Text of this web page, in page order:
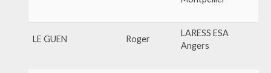
LE GUEN Roger
LARESS ESA
Angers